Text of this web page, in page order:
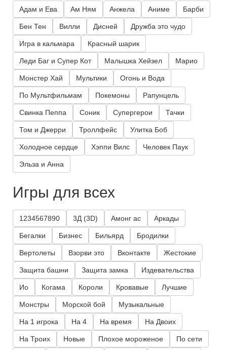
Адам и Ева Ам Ням Анжела Аниме Барби
Бен Тен Вилли Дисней Дружба это чудо
Игра в кальмара Красный шарик
Леди Баг и Супер Кот Малышка Хейзел Марио
Монстер Хай Мультики Огонь и Вода
По Мультфильмам Покемоны Рапунцель
Свинка Пеппа Соник Супергерои Тачки
Том и Джерри Троллфейс Улитка Боб
Холодное сердце Хэппи Вилс Человек Паук
Эльза и Анна
Игры для всех
1234567890 3Д (3D) Амонг ас Аркады
Бегалки Бизнес Бильярд Бродилки
Вертолеты Взорви это Вконтакте Жестокие
Защита башни Защита замка Издевательства
Ио Когама Короли Кровавые Лучшие
Монстры Морской бой Музыкальные
На 1 игрока На 4 На время На Двоих
На Троих Новые Плохое мороженое По сети